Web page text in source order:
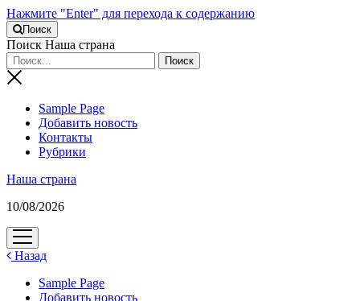
Нажмите "Enter" для перехода к содержанию
Поиск
Поиск Наша страна
Sample Page
Добавить новость
Контакты
Рубрики
Наша страна
10/08/2026
открыть
меню
Назад
Sample Page
Добавить новость